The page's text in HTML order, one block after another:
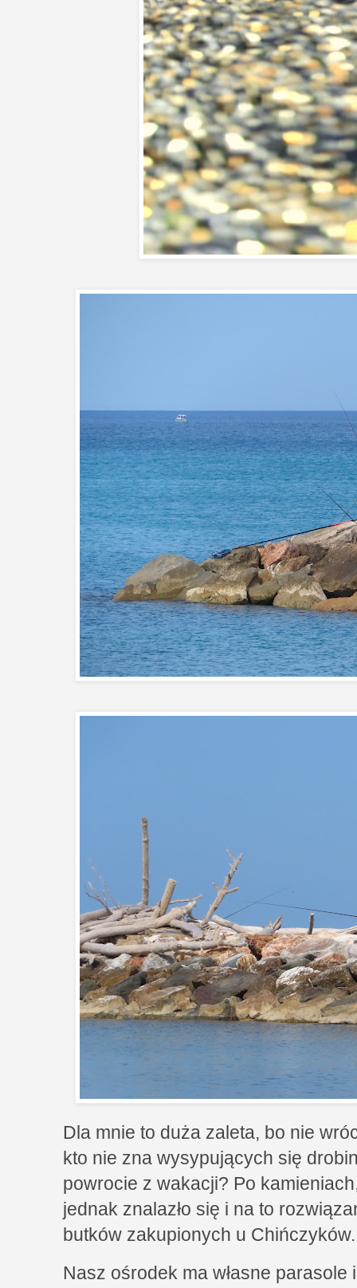
Dla mnie to duża zaleta, bo nie
kto nie zna wysypujących się
powrocie z wakacji? Po
jednak znalazło się i na to
butków zakupionych u
Nasz ośrodek ma własne